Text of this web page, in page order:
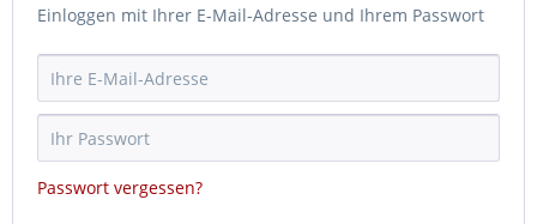
Einloggen mit Ihrer E-Mail-Adresse und Ihrem Passwort
Passwort vergessen?